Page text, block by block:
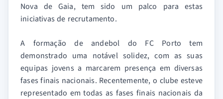
Nova de Gaia, tem sido um palco para estas
iniciativas de recrutamento.
A formação de andebol do FC Porto tem
demonstrado uma notável solidez, com as suas
equipas jovens a marcarem presença em diversas
fases finais nacionais. Recentemente, o clube esteve
representado em todas as fases finais nacionais da